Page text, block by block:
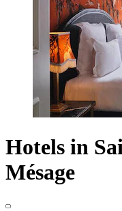
Hotels in
Mésage